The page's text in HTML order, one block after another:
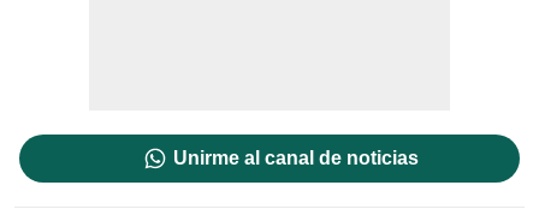
Unirme al canal de noticias